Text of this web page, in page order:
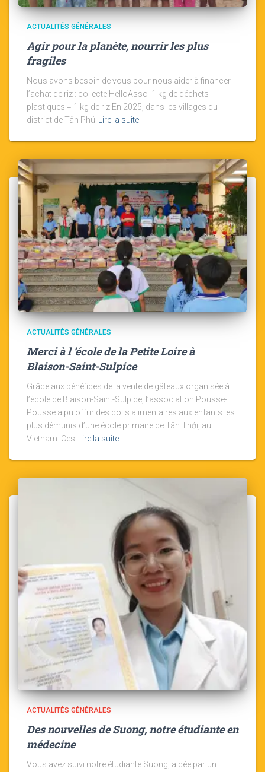
ACTUALITÉS GÉNÉRALES
Agir pour la planète, nourrir les plus
fragiles
Nous avons besoin de vous pour nous aider à financer
l’achat de riz : collecte HelloAsso 1 kg de déchets
plastiques = 1 kg de riz En 2025, dans les villages du
district de Tân Phú
Lire la suite
ACTUALITÉS GÉNÉRALES
Merci à l ‘école de la Petite Loire à
Blaison-Saint-Sulpice
Grâce aux bénéfices de la vente de gâteaux organisée à
l’école de Blaison-Saint-Sulpice, l’association Pousse-
Pousse a pu offrir des colis alimentaires aux enfants les
plus démunis d’une école primaire de Tân Thới, au
Vietnam. Ces Lire la suite
ACTUALITÉS GÉNÉRALES
Des nouvelles de Suong, notre étudiante en
médecine
Vous avez suivi notre étudiante Suong, aidée par un